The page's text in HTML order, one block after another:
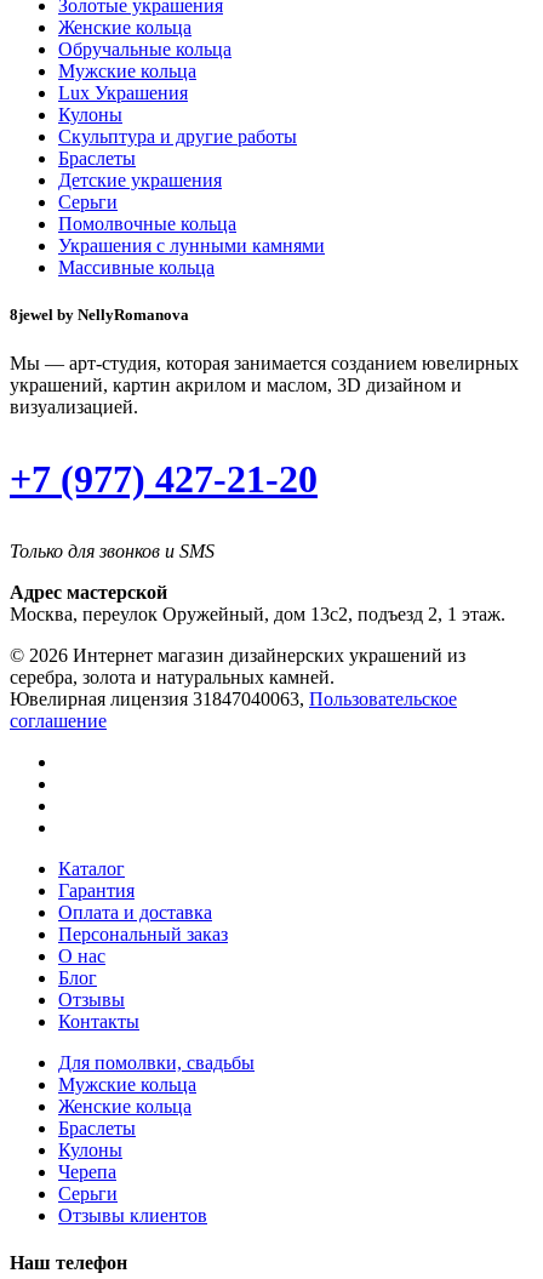
Золотые украшения
Женские кольца
Обручальные кольца
Мужские кольца
Lux Украшения
Кулоны
Скульптура и другие работы
Браслеты
Детские украшения
Серьги
Помолвочные кольца
Украшения с лунными камнями
Массивные кольца
8jewel by NellyRomanova
Мы — арт-студия, которая занимается созданием ювелирных
украшений, картин акрилом и маслом, 3D дизайном и
визуализацией.
+7 (977) 427-21-20
Только для звонков и SMS
Адрес мастерской
Москва, переулок Оружейный, дом 13с2, подъезд 2, 1 этаж.
© 2026 Интернет магазин дизайнерских украшений из
серебра, золота и натуральных камней.
Ювелирная лицензия 31847040063, Пользовательское
соглашение
Каталог
Гарантия
Оплата и доставка
Персональный заказ
О нас
Блог
Отзывы
Контакты
Для помолвки, свадьбы
Мужские кольца
Женские кольца
Браслеты
Кулоны
Черепа
Серьги
Отзывы клиентов
Наш телефон